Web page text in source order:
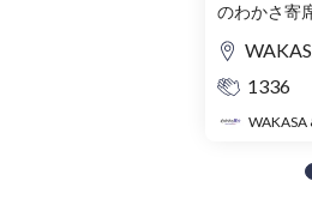
のわかさ寄
1336
WAKASA